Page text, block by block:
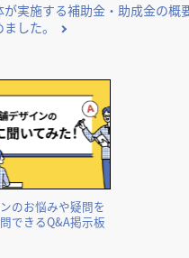
が実施する補助金・助成金の概
した。
のお悩みや疑問を
できるQ&A掲示板